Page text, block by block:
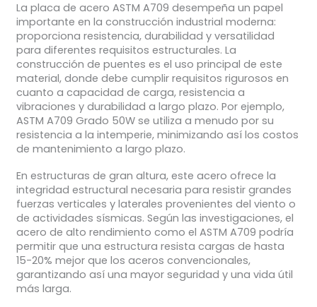
La placa de acero ASTM A709 desempeña un papel
importante en la construcción industrial moderna:
proporciona resistencia, durabilidad y versatilidad
para diferentes requisitos estructurales. La
construcción de puentes es el uso principal de este
material, donde debe cumplir requisitos rigurosos en
cuanto a capacidad de carga, resistencia a
vibraciones y durabilidad a largo plazo. Por ejemplo,
ASTM A709 Grado 50W se utiliza a menudo por su
resistencia a la intemperie, minimizando así los costos
de mantenimiento a largo plazo.
En estructuras de gran altura, este acero ofrece la
integridad estructural necesaria para resistir grandes
fuerzas verticales y laterales provenientes del viento o
de actividades sísmicas. Según las investigaciones, el
acero de alto rendimiento como el ASTM A709 podría
permitir que una estructura resista cargas de hasta
15-20% mejor que los aceros convencionales,
garantizando así una mayor seguridad y una vida útil
más larga.